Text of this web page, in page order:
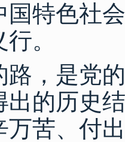
国特色社
。
是党的
出的历史
万苦、付